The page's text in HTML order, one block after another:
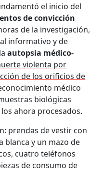
el inicio del
de convicción
de la investigación,
informativo y de
autopsia médico-
violenta por
de los orificios de
médico
biológicas
ahora procesados.
prendas de vestir con
blanca y un mazo de
cuatro teléfonos
de consumo de